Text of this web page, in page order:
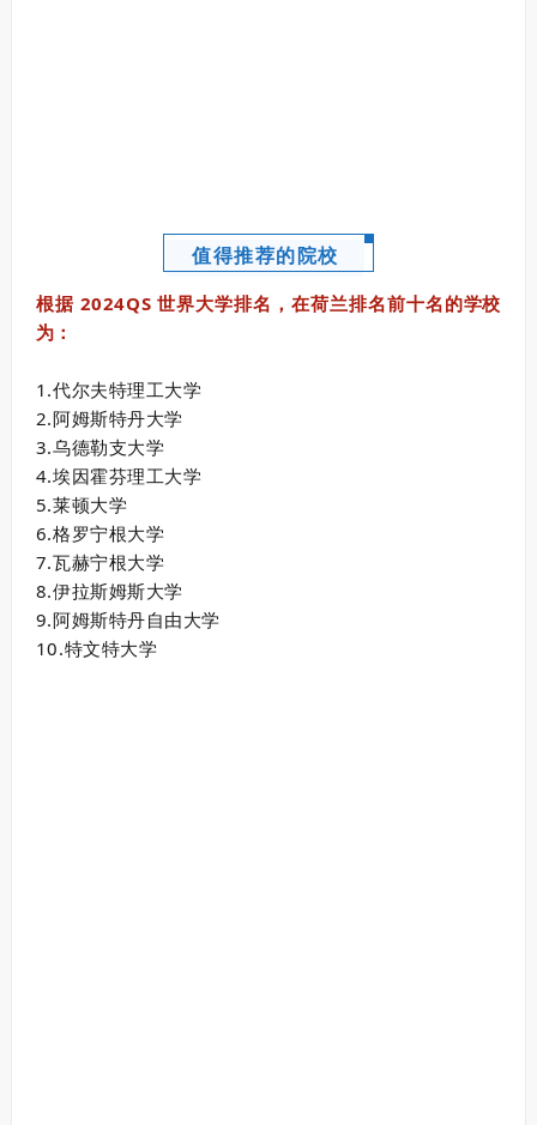
值得推荐的院校
根据 2024QS 世界大学排名，在荷兰排名前十名的学校
为：
1.代尔夫特理工大学
2.阿姆斯特丹大学
3.乌德勒支大学
4.埃因霍芬理工大学
5.莱顿大学
6.格罗宁根大学
7.瓦赫宁根大学
8.伊拉斯姆斯大学
9.阿姆斯特丹自由大学
10.特文特大学